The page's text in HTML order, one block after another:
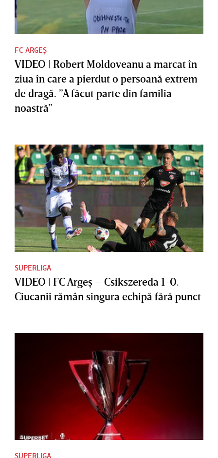
FC ARGEȘ
VIDEO | Robert Moldoveanu a marcat în
ziua în care a pierdut o persoană extrem
de dragă. ”A făcut parte din familia
noastră”
SUPERLIGA
VIDEO | FC Argeş – Csikszereda 1-0.
Ciucanii rămân singura echipă fără punct
SUPERLIGA